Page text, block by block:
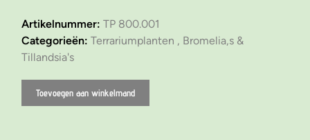
Artikelnummer: TP 800.001
Categorieën: Terrariumplanten , Bromelia,s &
Tillandsia's
Toevoegen aan winkelmand